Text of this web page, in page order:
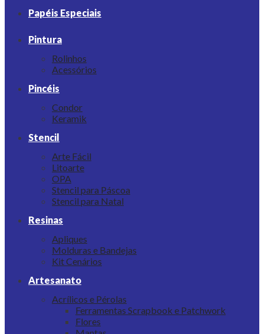
Papéis Especiais
Pintura
Rolinhos
Acessórios
Pincéis
Condor
Keramik
Stencil
Arte Fácil
Litoarte
OPA
Stencil para Páscoa
Stencil para Natal
Resinas
Apliques
Molduras e Bandejas
Kit Cenários
Artesanato
Acrílicos e Pérolas
Ferramentas Scrapbook e Patchwork
Flores